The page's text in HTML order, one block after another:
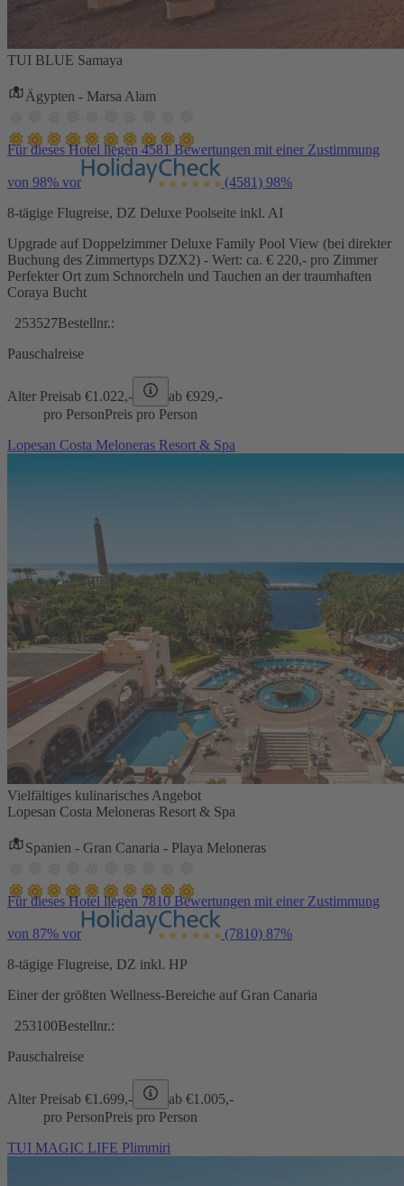
TUI BLUE Samaya
Ägypten - Marsa Alam
Für dieses Hotel liegen 4581 Bewertungen mit einer Zustimmung
von 98% vor (4581) 98%
8-tägige Flugreise, DZ Deluxe Poolseite inkl. AI
Upgrade auf Doppelzimmer Deluxe Family Pool View (bei direkter
Buchung des Zimmertyps DZX2) - Wert: ca. € 220,- pro Zimmer
Perfekter Ort zum Schnorcheln und Tauchen an der traumhaften
Coraya Bucht
253527Bestellnr.:
Pauschalreise
Alter Preisab €1.022,- ab €929,-
pro PersonPreis pro Person
Lopesan Costa Meloneras Resort & Spa
Vielfältiges kulinarisches Angebot
Lopesan Costa Meloneras Resort & Spa
Spanien - Gran Canaria - Playa Meloneras
Für dieses Hotel liegen 7810 Bewertungen mit einer Zustimmung
von 87% vor (7810) 87%
8-tägige Flugreise, DZ inkl. HP
Einer der größten Wellness-Bereiche auf Gran Canaria
253100Bestellnr.:
Pauschalreise
Alter Preisab €1.699,- ab €1.005,-
pro PersonPreis pro Person
TUI MAGIC LIFE Plimmiri